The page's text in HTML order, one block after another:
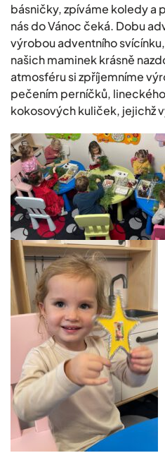
básničky, zpíváme koledy a
nás do Vánoc čeká. Dobu
výrobou adventního
našich maminek krásně
atmosféru si zpříjemníme
pečením perníčků,
kokosových kuliček, jejichž